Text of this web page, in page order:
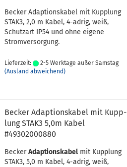
Be­cker Ad­ap­ti­ons­ka­bel mit Kupp­lung
STAK3, 2,0 m Kabel, 4-​adrig, weiß,
Schutz­art IP54 und ohne ei­ge­ne
Strom­ver­sor­gung.
Lieferzeit:
2-5 Werktage außer Samstag
(Ausland abweichend)
Be­cker Ad­ap­ti­ons­ka­bel mit Kupp­
lung STAK3 5,0m Kabel
#49302000880
Be­ckerAd­ap­ti­ons­ka­bel mit Kupp­lung
STAK3, 5,0 m Kabel, 4-​adrig, weiß,